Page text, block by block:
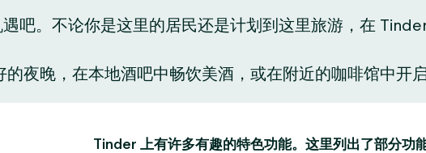
吧。不论你是这里的居民还是计划到这里旅游，在
夜晚，在本地酒吧中畅饮美酒，或在附近的咖啡馆中开
Tinder 上有许多有趣的特色功能。这里列出了部分功